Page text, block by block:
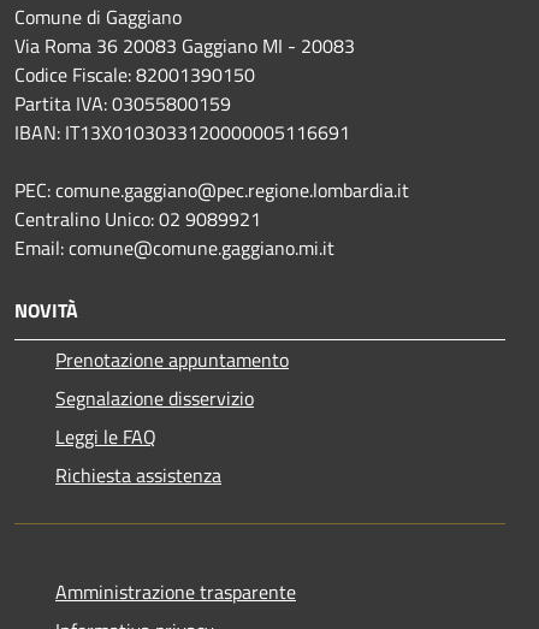
Comune di Gaggiano
Via Roma 36 20083 Gaggiano MI - 20083
Codice Fiscale: 82001390150
Partita IVA: 03055800159
IBAN: IT13X0103033120000005116691
PEC: comune.gaggiano@pec.regione.lombardia.it
Centralino Unico: 02 9089921
Email: comune@comune.gaggiano.mi.it
NOVITÀ
Prenotazione appuntamento
Segnalazione disservizio
Leggi le FAQ
Richiesta assistenza
Amministrazione trasparente